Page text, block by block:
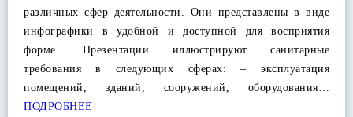
различных сфер деятельности. Они представлены в виде
инфографики в удобной и доступной для восприятия
форме. Презентации иллюстрируют санитарные
требования в следующих сферах: – эксплуатация
помещений, зданий, сооружений, оборудования…
ПОДРОБНЕЕ